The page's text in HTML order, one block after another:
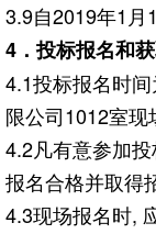
3.9自2019年1月
4 ．投标报名和
4.1投标报名时
限公司1012室现
4.2凡有意参加
报名合格并取得
4.3现场报名时,